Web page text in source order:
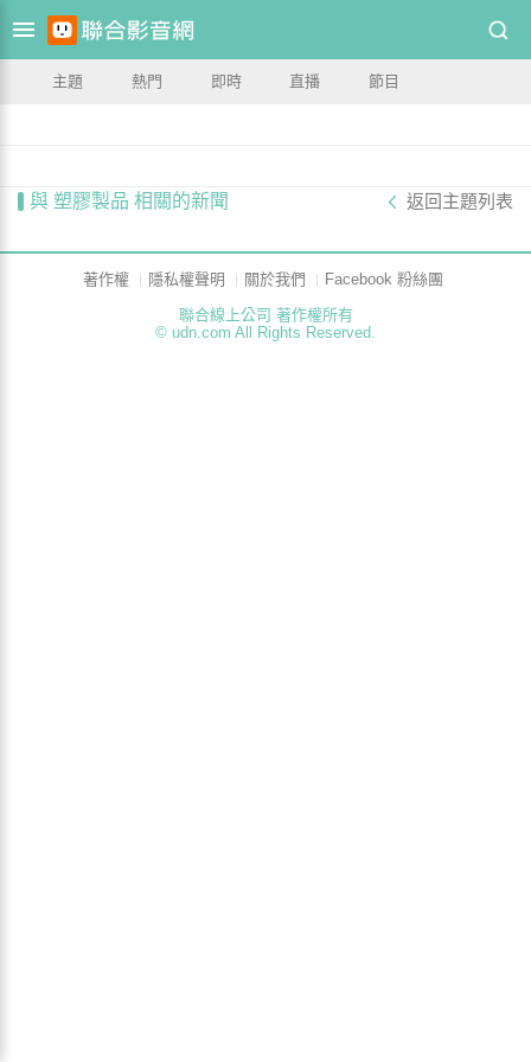
主題 熱門 即時 直播 節目
與 塑膠製品 相關的新聞 返回主題列表
著作權 隱私權聲明 關於我們
Facebook 粉絲團
聯合線上公司 著作權所有
© udn.com All Rights Reserved.